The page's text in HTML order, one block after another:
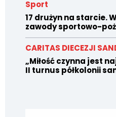
Sport
17 drużyn na starcie.
zawody sportowo-
CARITAS DIECEZJI
„Miłość czynna jest
II turnus półkolonii